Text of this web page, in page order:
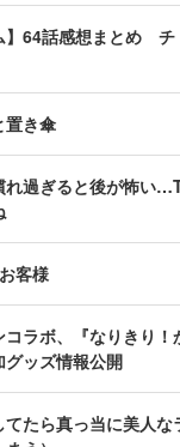
】64話感想まとめ
置き傘
れ過ぎると後が怖い
客様
コラボ、『なりきり
グッズ情報公開
てたら真っ当に美人